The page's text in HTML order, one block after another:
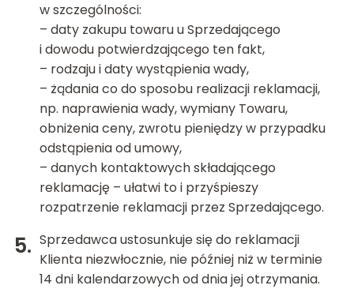
w szczególności:
– daty zakupu towaru u Sprzedającego
i dowodu potwierdzającego ten fakt,
– rodzaju i daty wystąpienia wady,
– żądania co do sposobu realizacji reklamacji,
np. naprawienia wady, wymiany Towaru,
obniżenia ceny, zwrotu pieniędzy w przypadku
odstąpienia od umowy,
– danych kontaktowych składającego
reklamację – ułatwi to i przyśpieszy
rozpatrzenie reklamacji przez Sprzedającego.
Sprzedawca ustosunkuje się do reklamacji
Klienta niezwłocznie, nie później niż w terminie
14 dni kalendarzowych od dnia jej otrzymania.